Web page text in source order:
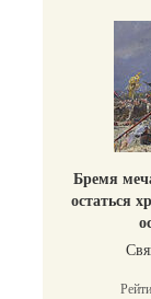
Бремя
остаться